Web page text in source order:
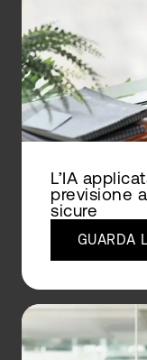
L’IA
previsione
sicure
GUARDA